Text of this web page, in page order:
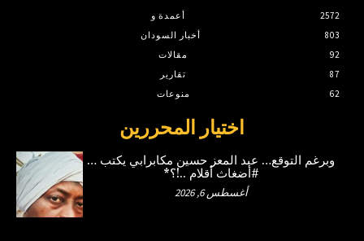
أعمدة و
2572
أخبار السودان
803
مقالات
92
تقارير
87
منوعات
62
اختيار المحررين
وبرغم التوقع… عبد المعز حسين مكابرابي يكتب …
#أضغاث أقلام ..!؟*
أغسطس 6, 2026